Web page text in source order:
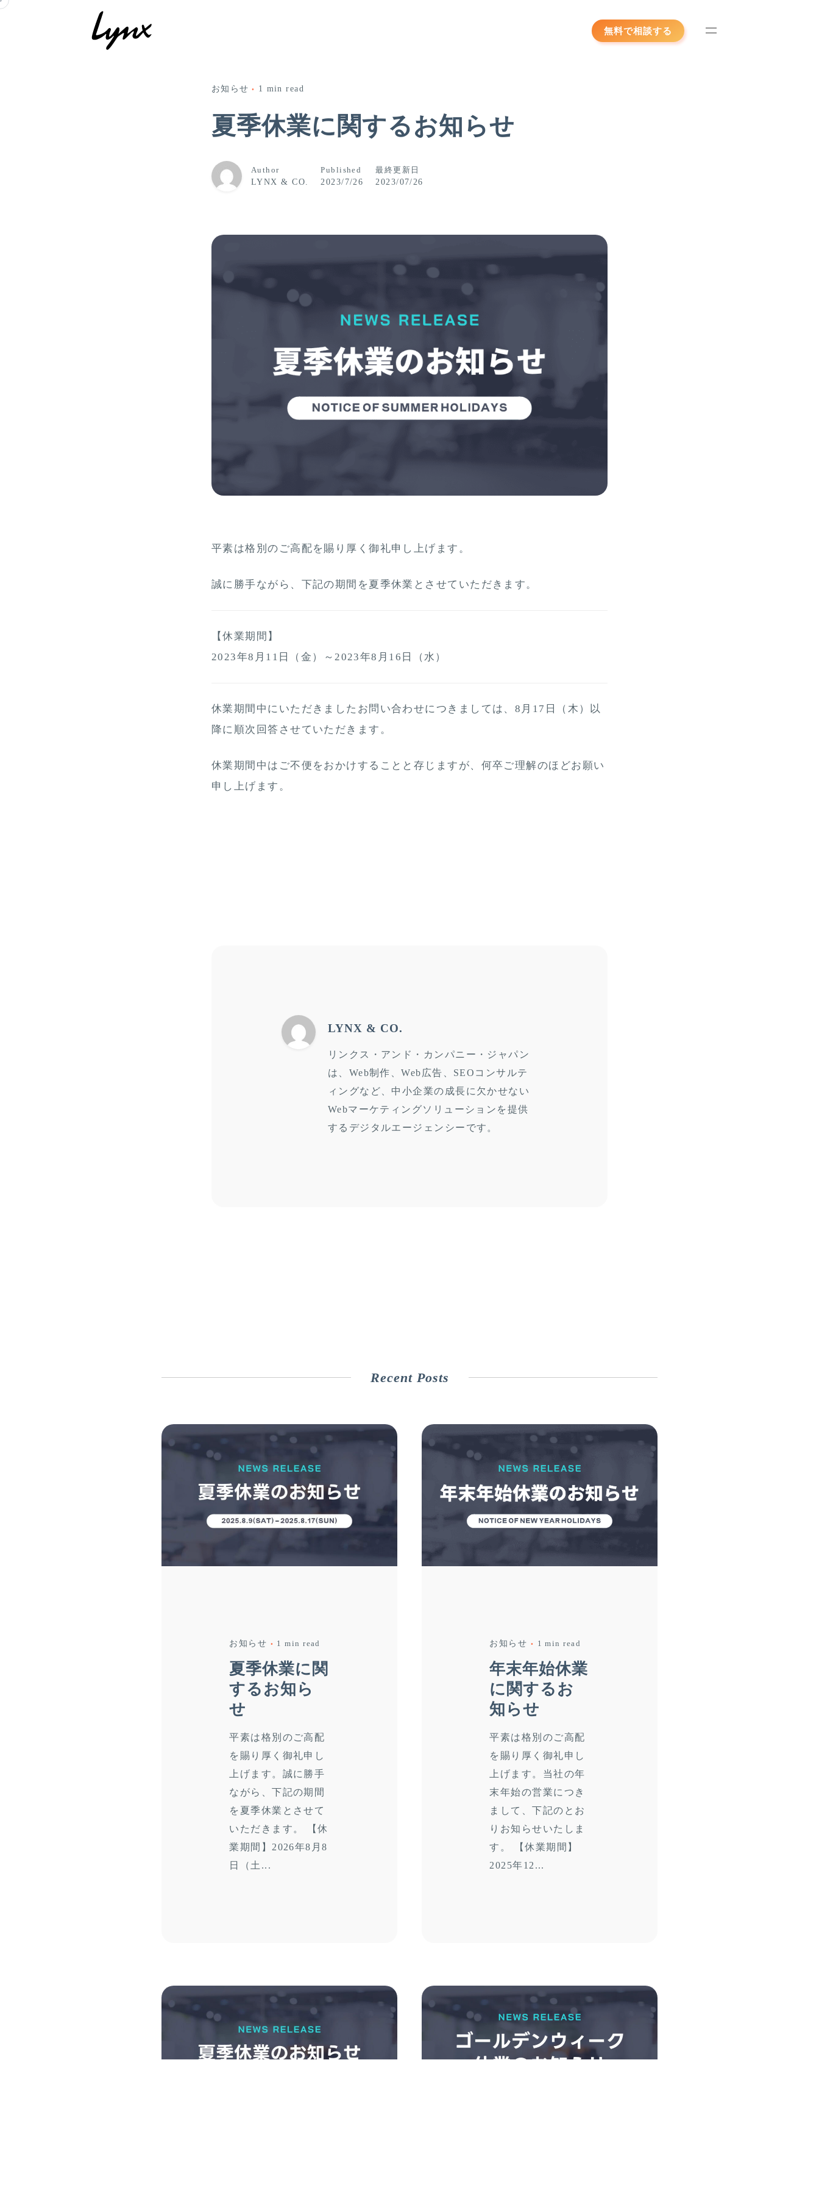
Skip
無料で相談する
お知らせ 1 min read
夏季休業に関するお知らせ
Author
LYNX & CO.
Published
2023/7/26
最終更新日
2023/07/26
平素は格別のご高配を賜り厚く御礼申し上げます。
誠に勝手ながら、下記の期間を夏季休業とさせていただきます。
【休業期間】
2023年8月11日（金）～2023年8月16日（水）
休業期間中にいただきましたお問い合わせにつきましては、8月17日（木）以
降に順次回答させていただきます。
休業期間中はご不便をおかけすることと存じますが、何卒ご理解のほどお願い
申し上げます。
LYNX & CO.
リンクス・アンド・カンパニー・ジャパン
は、Web制作、Web広告、SEOコンサルテ
ィングなど、中小企業の成長に欠かせない
Webマーケティングソリューションを提供
するデジタルエージェンシーです。
Recent Posts
お知らせ 1 min read
夏季休業に関
するお知ら
せ
平素は格別のご高配
を賜り厚く御礼申し
上げます。誠に勝手
ながら、下記の期間
を夏季休業とさせて
いただきます。 【休
業期間】2026年8月8
日（土...
お知らせ 1 min read
年末年始休業
に関するお
知らせ
平素は格別のご高配
を賜り厚く御礼申し
上げます。当社の年
末年始の営業につき
まして、下記のとお
りお知らせいたしま
す。 【休業期間】
2025年12...